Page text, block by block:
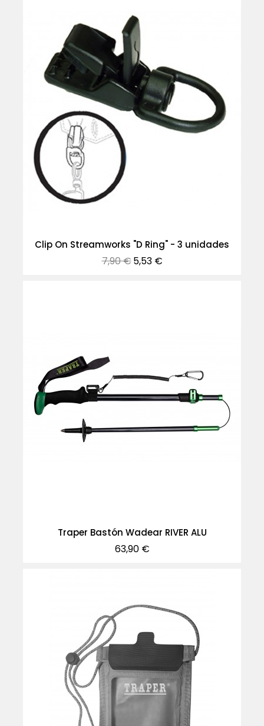
Clip On Streamworks "D Ring" - 3 unidades
Precio
normal
7,90 €Precio
5,53 €
Traper Bastón Wadear RIVER ALU
Precio
63,90 €